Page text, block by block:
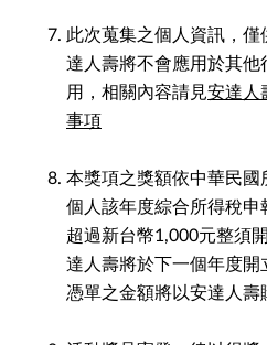
此次蒐集之個人資訊，
達人壽將不會應用於其
用，相關內容請見安達人
事項
本獎項之獎額依中華民國
個人該年度綜合所得稅
超過新台幣1,000元整須
達人壽將於下一個年度
憑單之金額將以安達人壽